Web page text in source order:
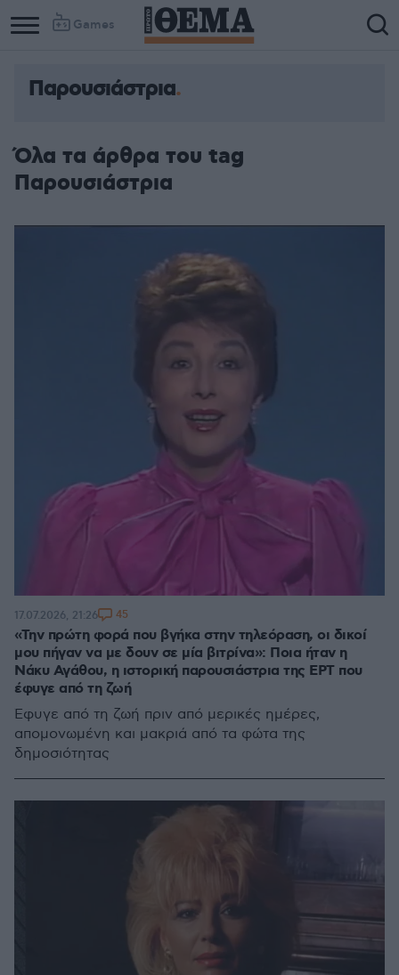
Games
Παρουσιάστρια
Όλα τα άρθρα του tag
Παρουσιάστρια
«Την πρώτη φορά που βγήκα στην τηλεόραση, οι δικοί
μου πήγαν να με δουν σε μία βιτρίνα»: Ποια ήταν η
Νάκυ Αγάθου, η ιστορική παρουσιάστρια της ΕΡΤ που
έφυγε από τη ζωή
Έφυγε από τη ζωή πριν από μερικές ημέρες,
απομονωμένη και μακριά από τα φώτα της
δημοσιότητας
17.07.2026, 21:26 45